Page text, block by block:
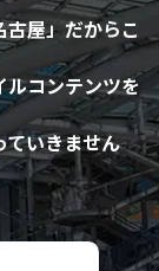
屋」だからこ
コンテンツを
ていきません